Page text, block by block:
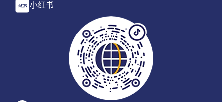
小红书